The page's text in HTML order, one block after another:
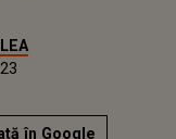
în Google